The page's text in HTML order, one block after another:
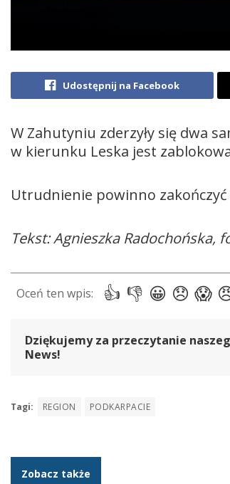
Udostępnij na Facebook
W Zahutyniu zderzyły się dwa
w kierunku Leska jest
Utrudnienie powinno zakończyć
Tekst: Agnieszka Radochońska,
Dziękujemy za przeczytanie
News!
Tagi: REGION PODKARPACIE
Zobacz także